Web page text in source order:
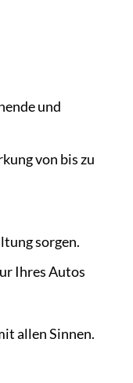
und
von bis zu
sorgen.
Ihres Autos
allen Sinnen.